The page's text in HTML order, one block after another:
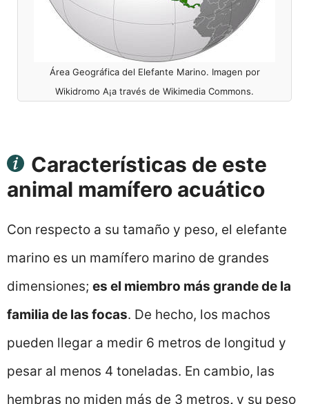
Área Geográfica del Elefante Marino. Imagen por
Wikidromo A¡a través de Wikimedia Commons.
Características de este
animal mamífero acuático
Con respecto a su tamaño y peso, el elefante
marino es un mamífero marino de grandes
dimensiones; es el miembro más grande de la
familia de las focas. De hecho, los machos
pueden llegar a medir 6 metros de longitud y
pesar al menos 4 toneladas. En cambio, las
hembras no miden más de 3 metros, y su peso